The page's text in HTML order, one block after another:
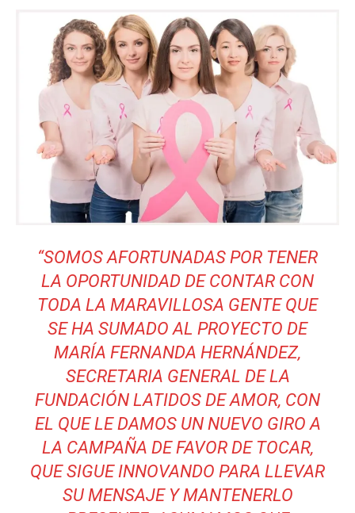
“SOMOS AFORTUNADAS POR TENER
LA OPORTUNIDAD DE CONTAR CON
TODA LA MARAVILLOSA GENTE QUE
SE HA SUMADO AL PROYECTO DE
MARÍA FERNANDA HERNÁNDEZ,
SECRETARIA GENERAL DE LA
FUNDACIÓN LATIDOS DE AMOR, CON
EL QUE LE DAMOS UN NUEVO GIRO A
LA CAMPAÑA DE FAVOR DE TOCAR,
QUE SIGUE INNOVANDO PARA LLEVAR
SU MENSAJE Y MANTENERLO